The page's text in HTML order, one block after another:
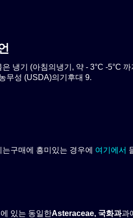
냉기 (아침의냉기, 약 - 3°C -5°C 까
무성 (USDA)의기후대 9.
구매에 흥미있는 경우에 여기에서
있는 동일한Asteraceae, 국화과과